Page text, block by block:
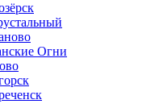
Огни